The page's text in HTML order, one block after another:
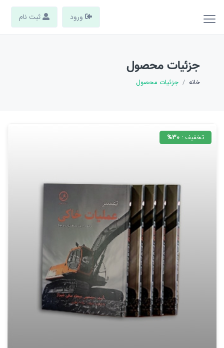
ورود ثبت نام
جزئیات محصول
خانه جزئیات محصول
تخفیف :30%